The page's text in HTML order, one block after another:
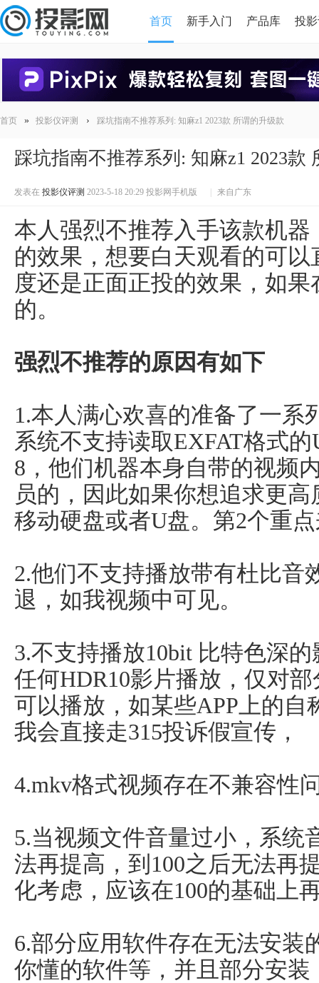
首页 新手入门 产品库 投
首页 » 投影仪评测 › 踩坑指南不推荐系列: 知麻z1 2023款 所谓的升级款
踩坑指南不推荐系列: 知麻z1 2023款
发表在 投影仪评测 2023-5-18 20:29 投影网手机版 来自广东
本人强烈不推荐入手该款机
的效果，想要白天观看的可
度还是正面正投的效果，如
的。
强烈不推荐的原因有如下
1.本人满心欢喜的准备了一系
系统不支持读取EXFAT格式
8，他们机器本身自带的视频
员的，因此如果你想追求更
移动硬盘或者U盘。第2个重
2.他们不支持播放带有杜比音
退，如我视频中可见。
3.不支持播放10bit 比特色深
任何HDR10影片播放，仅对
可以播放，如某些APP上的自
我会直接走315投诉假宣传，
4.mkv格式视频存在不兼容性
5.当视频文件音量过小，系统
法再提高，到100之后无法再
化考虑，应该在100的基础上
6.部分应用软件存在无法安装
你懂的软件等，并且部分安